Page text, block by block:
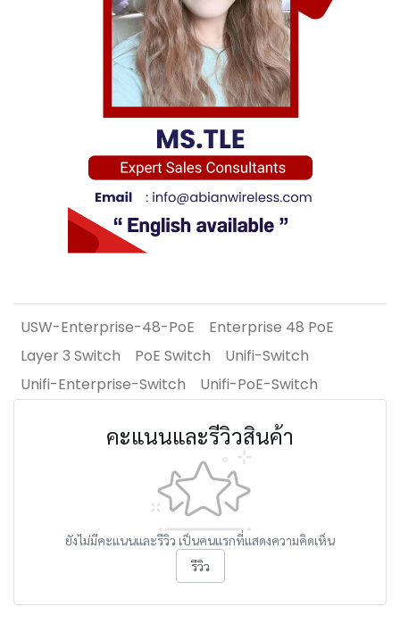
USW-Enterprise-48-PoE
Enterprise 48 PoE
Layer 3 Switch
PoE Switch
Unifi-Switch
Unifi-Enterprise-Switch
Unifi-PoE-Switch
คะแนนและรีวิวสินค้า
ยังไม่มีคะแนนและรีวิว เป็นคนแรกที่แสดงความคิดเห็น
รีวิว